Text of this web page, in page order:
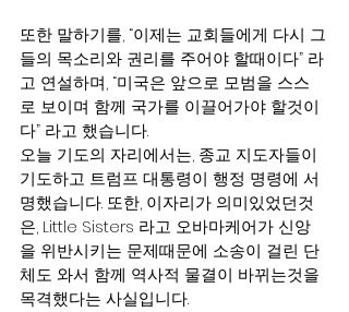
또한 말하기를, “이제는 교회들에게 다시 그
들의 목소리와 권리를 주어야 할때이다” 라
고 연설하며, “미국은 앞으로 모범을 스스
로 보이며 함께 국가를 이끌어가야 할것이
다” 라고 했습니다.
오늘 기도의 자리에서는, 종교 지도자들이
기도하고 트럼프 대통령이 행정 명령에 서
명했습니다. 또한, 이자리가 의미있었던것
은, Little Sisters 라고 오바마케어가 신앙
을 위반시키는 문제때문에 소송이 걸린 단
체도 와서 함께 역사적 물결이 바뀌는것을
목격했다는 사실입니다.